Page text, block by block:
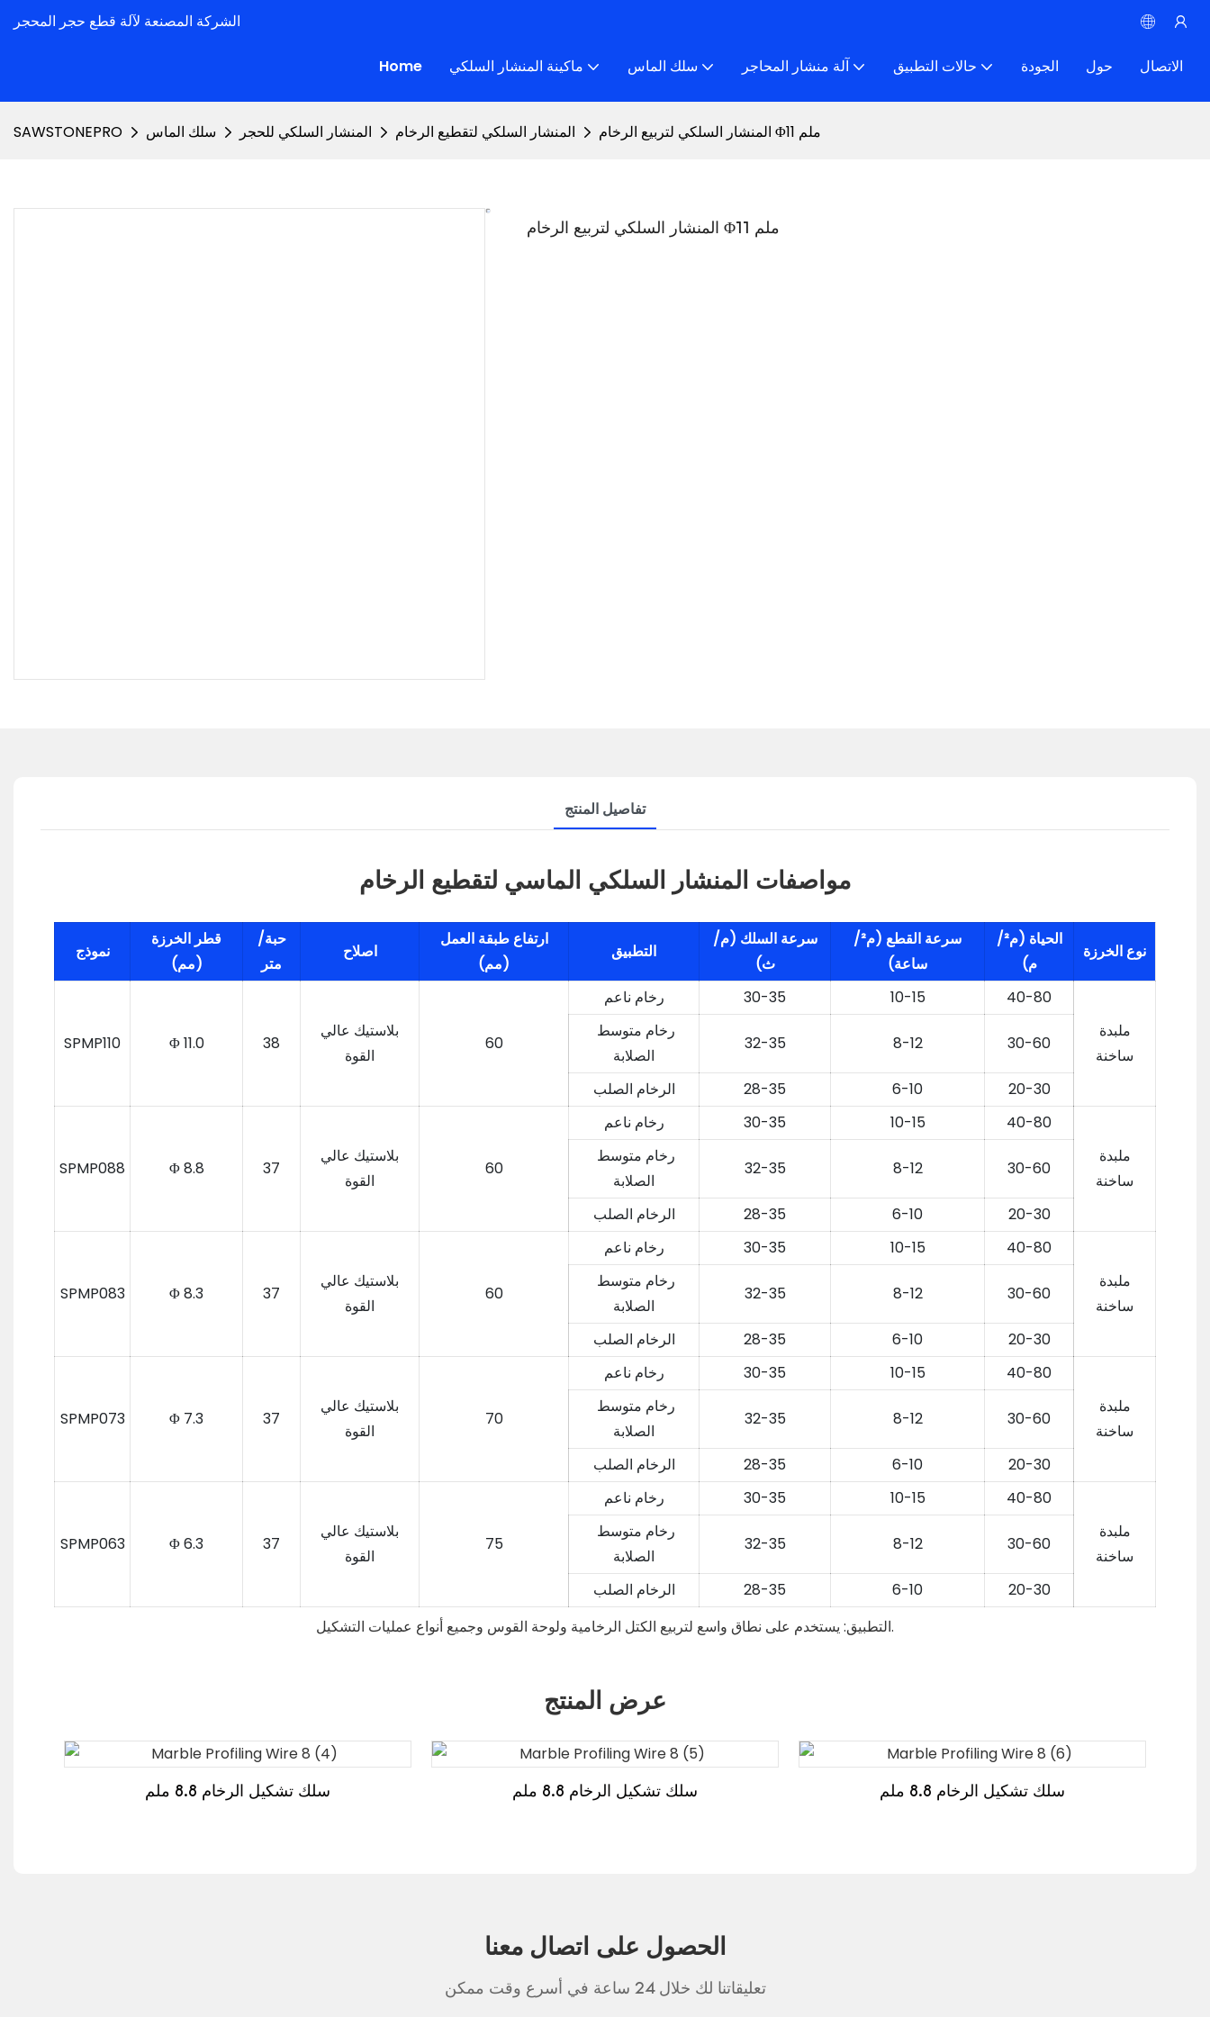
الشركة المصنعة لآلة قطع حجر المحجر
Home ماكينة المنشار السلكي سلك الماس آلة منشار المحاجر حالات التطبيق الجودة حول الاتصال
SAWSTONEPRO سلك الماس المنشار السلكي للحجر المنشار السلكي لتقطيع الرخام المنشار السلكي لتربيع الرخام Φ11 ملم
المنشار السلكي لتربيع الرخام Φ11 ملم
تفاصيل المنتج
مواصفات المنشار السلكي الماسي لتقطيع الرخام
نموذج
قطر الخرزة
(مم)
حبة/
متر
اصلاح
ارتفاع طبقة العمل
(مم)
التطبيق
سرعة السلك (م/
ث)
سرعة القطع (م²/
ساعة)
الحياة (م²/
م)
نوع الخرزة
SPMP110 Φ 11.0 38
بلاستيك عالي
القوة
60
رخام ناعم 30-35 10-15
40-80
ملبدة
ساخنة
رخام متوسط ​​
الصلابة
32-35 8-12 30-60
الرخام الصلب 28-35 6-10 20-30
SPMP088 Φ 8.8 37
بلاستيك عالي
القوة
60
رخام ناعم 30-35 10-15
40-80
ملبدة
ساخنة
رخام متوسط ​​
الصلابة
32-35 8-12 30-60
الرخام الصلب 28-35 6-10 20-30
SPMP083 Φ 8.3 37
بلاستيك عالي
القوة
60
رخام ناعم 30-35 10-15
40-80
ملبدة
ساخنة
رخام متوسط ​​
الصلابة
32-35 8-12 30-60
الرخام الصلب 28-35 6-10 20-30
SPMP073 Φ 7.3 37
بلاستيك عالي
القوة
70
رخام ناعم 30-35 10-15
40-80
ملبدة
ساخنة
رخام متوسط ​​
الصلابة
32-35 8-12 30-60
الرخام الصلب 28-35 6-10 20-30
SPMP063 Φ 6.3 37
بلاستيك عالي
القوة
75
رخام ناعم 30-35 10-15
40-80
ملبدة
ساخنة
رخام متوسط ​​
الصلابة
32-35 8-12 30-60
الرخام الصلب 28-35 6-10
20-30
التطبيق: يستخدم على نطاق واسع لتربيع الكتل الرخامية ولوحة القوس وجميع أنواع عمليات التشكيل.
عرض المنتج
سلك تشكيل الرخام 8.8 ملم سلك تشكيل الرخام 8.8 ملم سلك تشكيل الرخام 8.8 ملم
الحصول على اتصال معنا
تعليقاتنا لك خلال 24 ساعة في أسرع وقت ممكن